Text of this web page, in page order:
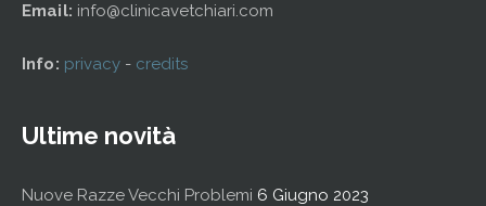
Email: info@clinicavetchiari.com
Info: privacy - credits
Ultime novità
Nuove Razze Vecchi Problemi 6 Giugno 2023